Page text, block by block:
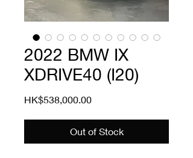
2022 BMW IX
XDRIVE40 (I20)
HK$538,000.00Price
Out of Stock